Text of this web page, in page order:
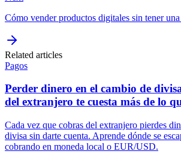
Cómo vender productos digitales sin tener
Related articles
Pagos
Perder dinero en el cambio de
del extranjero te cuesta más de lo
Cada vez que cobras del extranjero pierdes
divisa sin darte cuenta. Aprende dónde se
cobrando en moneda local o EUR/USD.